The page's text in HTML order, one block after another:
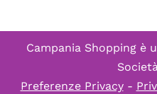
Campania Shopping è
Preferenze Privacy-